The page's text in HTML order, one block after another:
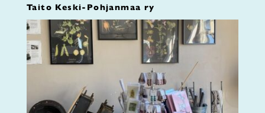
Taito Keski-Pohjanmaa ry